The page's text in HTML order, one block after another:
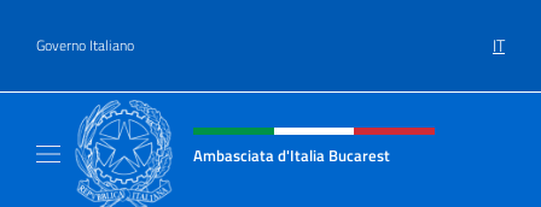
Governo Italiano IT
Intestazione sito, social e menù
Ambasciata d'Italia Bucarest